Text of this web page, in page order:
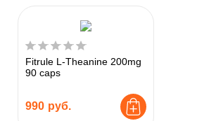
Fitrule L-Theanine 200mg
90 caps
990 руб.